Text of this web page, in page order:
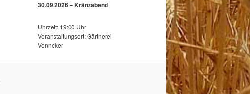
30.09.2026 – Kränzabend
Uhrzeit: 19:00 Uhr
Veranstaltungsort: Gärtnerei
Venneker